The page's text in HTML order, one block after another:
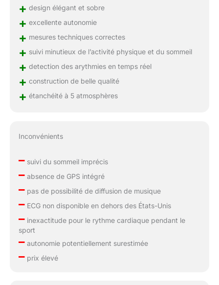
+ design élégant et sobre
+ excellente autonomie
+ mesures techniques correctes
+ suivi minutieux de l’activité physique et du sommeil
+ detection des arythmies en temps réel
+ construction de belle qualité
+ étanchéité à 5 atmosphères
Inconvénients
–suivi du sommeil imprécis
–absence de GPS intégré
–pas de possibilité de diffusion de musique
–ECG non disponible en dehors des États-Unis
–inexactitude pour le rythme cardiaque pendant le
sport
–autonomie potentiellement surestimée
–prix élevé